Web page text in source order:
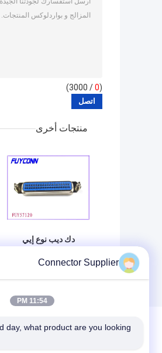
(
0
/ 3000)
منتجات أخرى
دك ديب نوع إيي
دبوس سينترونيك بب
Connector Supplier
11:54 PM
day, what product are you looking